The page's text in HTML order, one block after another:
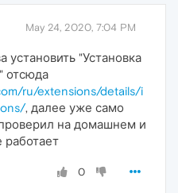
May 24, 2020, 7:04 PM
установить "Установка
отсюда
ru/extensions/details/i
, далее уже само
на домашнем и
работает
0